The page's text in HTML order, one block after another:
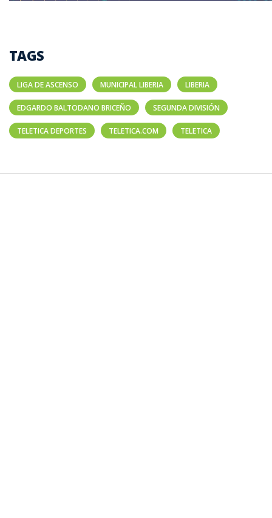
TAGS
LIGA DE ASCENSO MUNICIPAL LIBERIA LIBERIA
EDGARDO BALTODANO BRICEÑO SEGUNDA DIVISIÓN
TELETICA DEPORTES TELETICA.COM TELETICA